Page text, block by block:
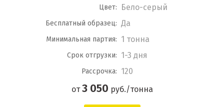
Цвет: Бело-серый
Бесплатный образец: Да
Минимальная партия: 1 тонна
Срок отгрузки: 1-3 дня
Рассрочка: 120
от3 050 руб./тонна